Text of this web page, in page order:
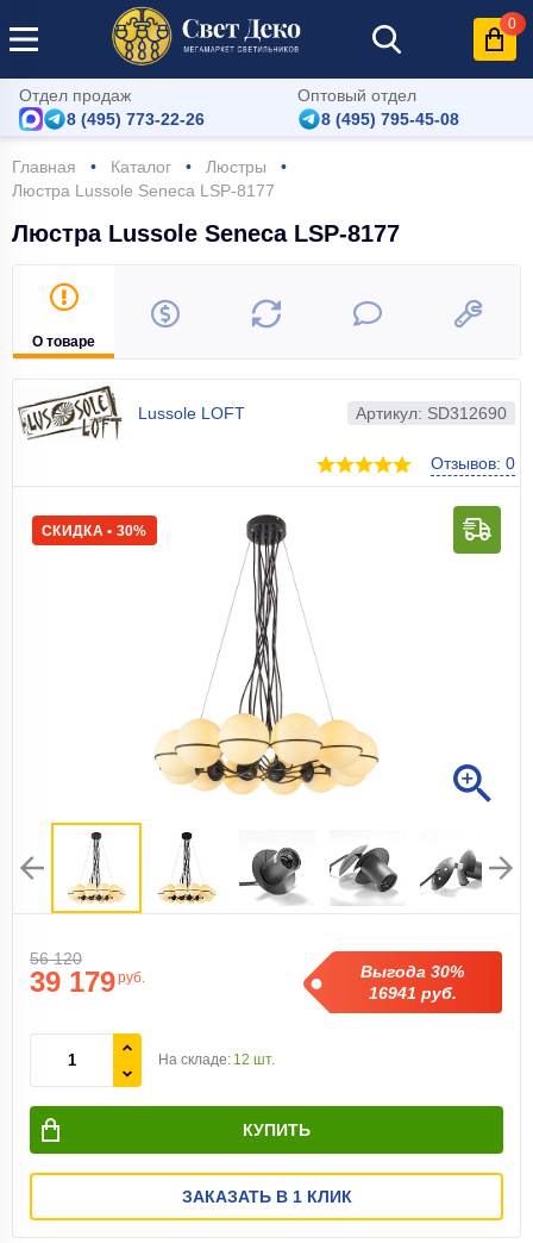
0
Отдел продаж
8 (495) 773-22-26
Оптовый отдел
8 (495) 795-45-08
Главная Каталог
Люстры
Люстра Lussole Seneca LSP-8177
Люстра Lussole Seneca LSP-8177
О товаре
Lussole LOFT Артикул: SD312690
Отзывов: 0
СКИДКА • 30%
56 120
39 179руб.
Выгода 30%
16941 руб.
На складе: 12 шт.
КУПИТЬ
ЗАКАЗАТЬ В 1 КЛИК